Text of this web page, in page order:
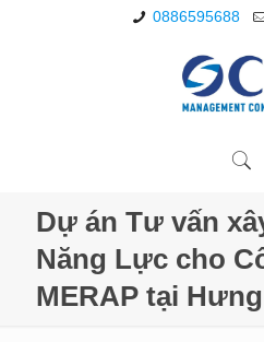
0886595688
Dự án Tư vấn
Năng Lực cho
MERAP tại